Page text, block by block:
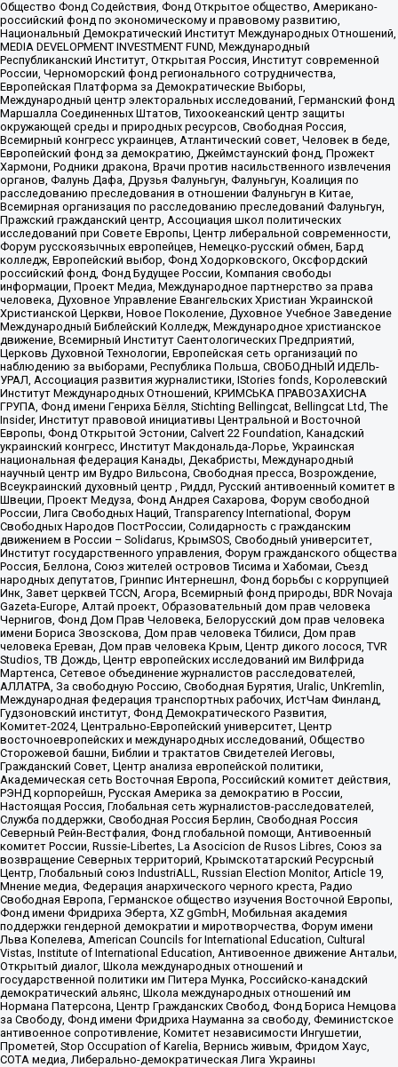
Общество Фонд Содействия, Фонд Открытое общество, Американо-
российский фонд по экономическому и правовому развитию,
Национальный Демократический Институт Международных Отношений,
MEDIA DEVELOPMENT INVESTMENT FUND, Международный
Республиканский Институт, Открытая Россия, Институт современной
России, Черноморский фонд регионального сотрудничества,
Европейская Платформа за Демократические Выборы,
Международный центр электоральных исследований, Германский фонд
Маршалла Соединенных Штатов, Тихоокеанский центр защиты
окружающей среды и природных ресурсов, Свободная Россия,
Всемирный конгресс украинцев, Атлантический совет, Человек в беде,
Европейский фонд за демократию, Джеймстаунский фонд, Прожект
Хармони, Родники дракона, Врачи против насильственного извлечения
органов, Фалунь Дафа, Друзья Фалуньгун, Фалуньгун, Коалиция по
расследованию преследования в отношении Фалуньгун в Китае,
Всемирная организация по расследованию преследований Фалуньгун,
Пражский гражданский центр, Ассоциация школ политических
исследований при Совете Европы, Центр либеральной современности,
Форум русскоязычных европейцев, Немецко-русский обмен, Бард
колледж, Европейский выбор, Фонд Ходорковского, Оксфордский
российский фонд, Фонд Будущее России, Компания свободы
информации, Проект Медиа, Международное партнерство за права
человека, Духовное Управление Евангельских Христиан Украинской
Христианской Церкви, Новое Поколение, Духовное Учебное Заведение
Международный Библейский Колледж, Международное христианское
движение, Всемирный Институт Саентологических Предприятий,
Церковь Духовной Технологии, Европейская сеть организаций по
наблюдению за выборами, Республика Польша, СВОБОДНЫЙ ИДЕЛЬ-
УРАЛ, Ассоциация развития журналистики, IStories fonds, Королевский
Институт Международных Отношений, КРИМСЬКА ПРАВОЗАХИСНА
ГРУПА, Фонд имени Генриха Бёлля, Stichting Bellingcat, Bellingcat Ltd, The
Insider, Институт правовой инициативы Центральной и Восточной
Европы, Фонд Открытой Эстонии, Calvert 22 Foundation, Канадский
украинский конгресс, Институт Макдональда-Лорье, Украинская
национальная федерация Канады, Декабристы, Международный
научный центр им Вудро Вильсона, Свободная пресса, Возрождение,
Всеукраинский духовный центр , Риддл, Русский антивоенный комитет в
Швеции, Проект Медуза, Фонд Андрея Сахарова, Форум свободной
России, Лига Свободных Наций, Transparеncy International, Форум
Свободных Народов ПостРоссии, Солидарность с гражданским
движением в России – Solidarus, КрымSOS, Свободный университет,
Институт государственного управления, Форум гражданского общества
Россия, Беллона, Союз жителей островов Тисима и Хабомаи, Съезд
народных депутатов, Гринпис Интернешнл, Фонд борьбы с коррупцией
Инк, Завет церквей TCCN, Агора, Всемирный фонд природы, BDR Novaja
Gazeta-Europe, Алтай проект, Образовательный дом прав человека
Чернигов, Фонд Дом Прав Человека, Белорусский дом прав человека
имени Бориса Звозскова, Дом прав человека Тбилиси, Дом прав
человека Ереван, Дом прав человека Крым, Центр дикого лосося, TVR
Studios, ТВ Дождь, Центр европейских исследований им Вилфрида
Мартенса, Сетевое объединение журналистов расследователей,
АЛЛАТРА, За свободную Россию, Свободная Бурятия, Uralic, UnKremlin,
Международная федерация транспортных рабочих, ИстЧам Финланд,
Гудзоновский институт, Фонд Демократического Развития,
Комитет-2024, Центрально-Европейский университет, Центр
восточноевропейских и международных исследований, Общество
Сторожевой башни, Библии и трактатов Свидетелей Иеговы,
Гражданский Совет, Центр анализа европейской политики,
Академическая сеть Восточная Европа, Российский комитет действия,
РЭНД корпорейшн, Русская Америка за демократию в России,
Настоящая Россия, Глобальная сеть журналистов-расследователей,
Служба поддержки, Свободная Россия Берлин, Свободная Россия
Северный Рейн-Вестфалия, Фонд глобальной помощи, Антивоенный
комитет России, Russie-Libertes, La Asocicion de Rusos Libres, Союз за
возвращение Северных территорий, Крымскотатарский Ресурсный
Центр, Глобальный союз IndustriALL, Russian Election Monitor, Article 19,
Мнение медиа, Федерация анархического черного креста, Радио
Свободная Европа, Германское общество изучения Восточной Европы,
Фонд имени Фридриха Эберта, XZ gGmbH, Мобильная академия
поддержки гендерной демократии и миротворчества, Форум имени
Льва Копелева, American Councils for International Education, Cultural
Vistas, Institute of International Education, Антивоенное движение Антальи,
Открытый диалог, Школа международных отношений и
государственной политики им Питера Мунка, Российско-канадский
демократический альянс, Школа международных отношений им
Нормана Патерсона, Центр Гражданских Свобод, Фонд Бориса Немцова
за Свободу, Фонд имени Фридриха Науманна за свободу, Феминистское
антивоенное сопротивление, Комитет независимости Ингушетии,
Прометей, Stop Occupation of Karelia, Вернись живым, Фридом Хаус,
СОТА медиа, Либерально-демократическая Лига Украины